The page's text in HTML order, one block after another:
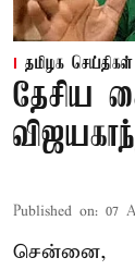
தமிழக செய்திகள்
தேசிய
Published on: 07
சென்னை,